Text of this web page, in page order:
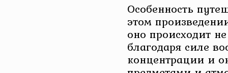
Особенность
этом
оно происходит
благодаря силе
концентрации и